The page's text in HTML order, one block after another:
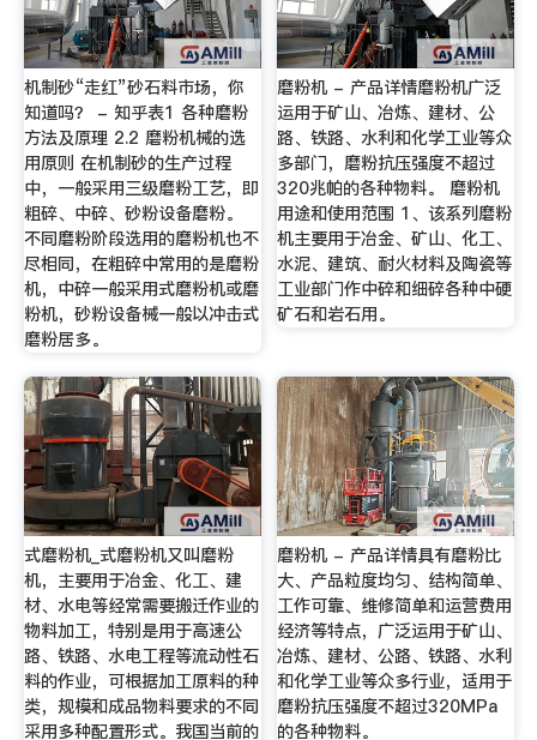
机制砂“走红”砂石料市场，你
知道吗？ - 知乎表1 各种磨粉
方法及原理 2.2 磨粉机械的选
用原则 在机制砂的生产过程
中，一般采用三级磨粉工艺，即
粗碎、中碎、砂粉设备磨粉。
不同磨粉阶段选用的磨粉机也不
尽相同，在粗碎中常用的是磨粉
机，中碎一般采用式磨粉机或磨
粉机，砂粉设备械一般以冲击式
磨粉居多。
磨粉机 - 产品详情磨粉机广泛
运用于矿山、冶炼、建材、公
路、铁路、水利和化学工业等众
多部门，磨粉抗压强度不超过
320兆帕的各种物料。 磨粉机
用途和使用范围 1、该系列磨粉
机主要用于冶金、矿山、化工、
水泥、建筑、耐火材料及陶瓷等
工业部门作中碎和细碎各种中硬
矿石和岩石用。
式磨粉机_式磨粉机又叫磨粉
机，主要用于冶金、化工、建
材、水电等经常需要搬迁作业的
物料加工，特别是用于高速公
路、铁路、水电工程等流动性石
料的作业，可根据加工原料的种
类，规模和成品物料要求的不同
采用多种配置形式。我国当前的
磨粉机 - 产品详情具有磨粉比
大、产品粒度均匀、结构简单、
工作可靠、维修简单和运营费用
经济等特点，广泛运用于矿山、
冶炼、建材、公路、铁路、水利
和化学工业等众多行业，适用于
磨粉抗压强度不超过320MPa
的各种物料。